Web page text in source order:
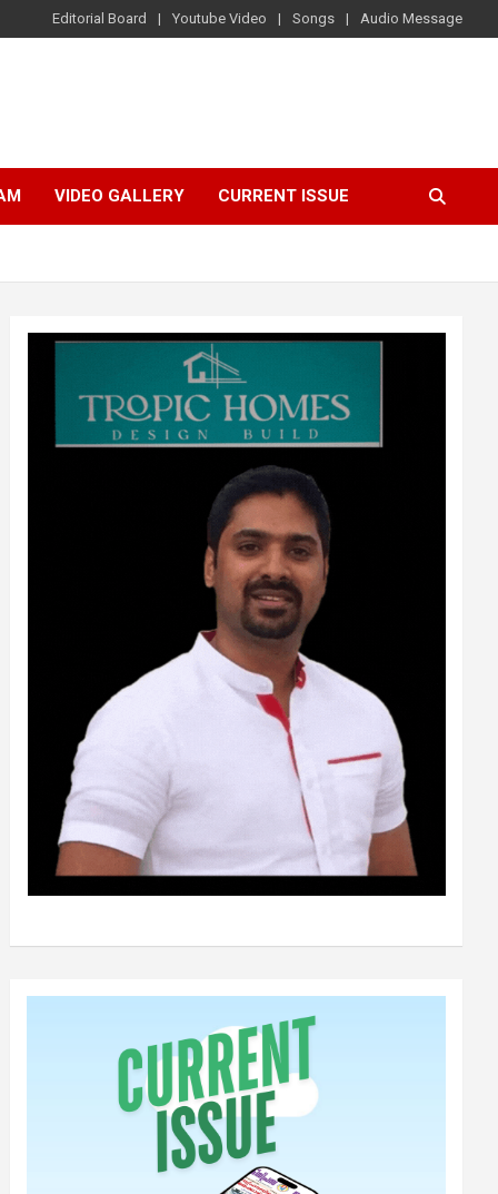
Editorial Board Youtube Video Songs Audio Message
VIDEO GALLERY CURRENT ISSUE